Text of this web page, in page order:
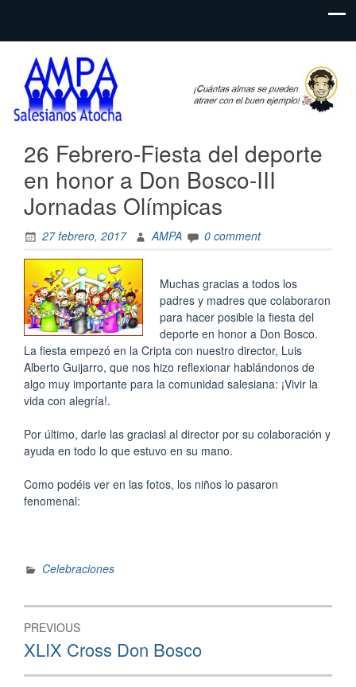
AMPA
Salesianos
Atocha
Web del
AMPA del
Colegio
Salesianos
26 Febrero-Fiesta del deporte
en honor a Don Bosco-III
Jornadas Olímpicas
27 febrero, 2017 AMPA 0 comment
Muchas gracias a todos los
padres y madres que colaboraron
para hacer posible la fiesta del
deporte en honor a Don Bosco.
La fiesta empezó en la Cripta con nuestro director, Luis
Alberto Guijarro, que nos hizo reflexionar hablándonos de
algo muy importante para la comunidad salesiana: ¡Vivir la
vida con alegría!.
Por último, darle las graciasl al director por su colaboración y
ayuda en todo lo que estuvo en su mano.
Como podéis ver en las fotos, los niños lo pasaron
fenomenal:
Celebraciones
Navegación
de
entradas
PREVIOUS
Previous
post:
XLIX Cross Don Bosco